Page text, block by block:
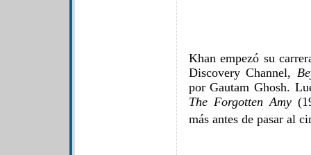
Khan empezó su
Discovery Channel,
por Gautam Ghosh.
The Forgotten Amy
más antes de pasar al